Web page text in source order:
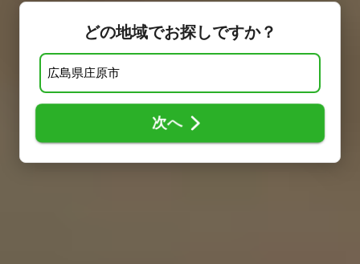
どの地域でお探しですか？
次へ